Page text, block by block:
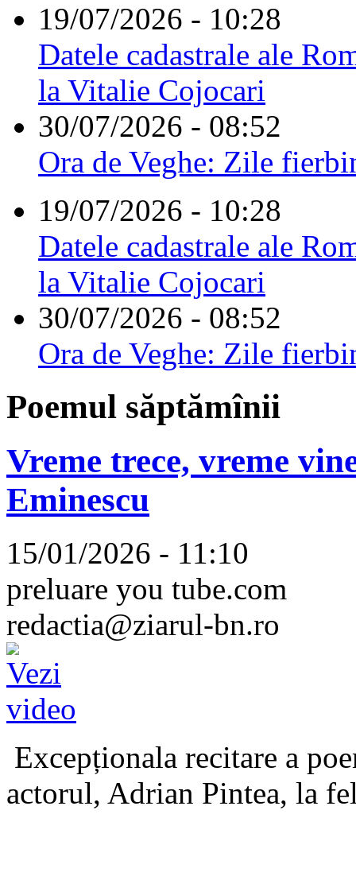
19/07/2026 - 10:28
Datele cadastrale ale
la Vitalie Cojocari
30/07/2026 - 08:52
Ora de Veghe: Zile
19/07/2026 - 10:28
Datele cadastrale ale
la Vitalie Cojocari
30/07/2026 - 08:52
Ora de Veghe: Zile
Poemul săptămînii
Vreme trece, vreme
Eminescu
15/01/2026 - 11:10
preluare you tube.com
redactia@ziarul-bn.ro
Excepționala recitare a
actorul, Adrian Pintea, la